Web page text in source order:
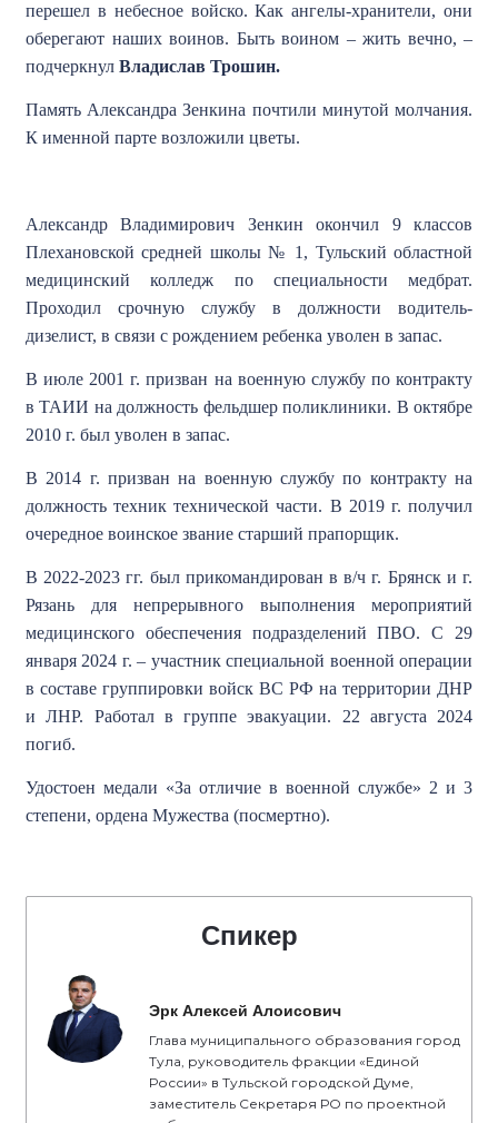
перешел в небесное войско. Как ангелы-хранители, они
оберегают наших воинов. Быть воином – жить вечно, –
подчеркнул Владислав Трошин.
Память Александра Зенкина почтили минутой молчания.
К именной парте возложили цветы.
Александр Владимирович Зенкин окончил 9 классов
Плехановской средней школы № 1, Тульский областной
медицинский колледж по специальности медбрат.
Проходил срочную службу в должности водитель-
дизелист, в связи с рождением ребенка уволен в запас.
В июле 2001 г. призван на военную службу по контракту
в ТАИИ на должность фельдшер поликлиники. В октябре
2010 г. был уволен в запас.
В 2014 г. призван на военную службу по контракту на
должность техник технической части. В 2019 г. получил
очередное воинское звание старший прапорщик.
В 2022-2023 гг. был прикомандирован в в/ч г. Брянск и г.
Рязань для непрерывного выполнения мероприятий
медицинского обеспечения подразделений ПВО. С 29
января 2024 г. – участник специальной военной операции
в составе группировки войск ВС РФ на территории ДНР
и ЛНР. Работал в группе эвакуации. 22 августа 2024
погиб.
Удостоен медали «За отличие в военной службе» 2 и 3
степени, ордена Мужества (посмертно).
Спикер
Эрк Алексей Алоисович
Глава муниципального образования город
Тула, руководитель фракции «Единой
России» в Тульской городской Думе,
заместитель Секретаря РО по проектной